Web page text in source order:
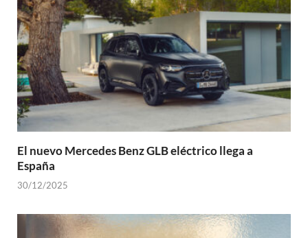
El nuevo Mercedes Benz GLB eléctrico llega a
España
30/12/2025